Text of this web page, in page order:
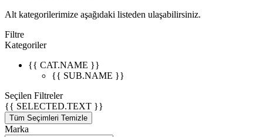
Alt kategorilerimize aşağıdaki listeden ulaşabilirsiniz.
Filtre
Kategoriler
{{ CAT.NAME }}
{{ SUB.NAME }}
Seçilen Filtreler
{{ SELECTED.TEXT }}
Tüm Seçimleri Temizle
Marka